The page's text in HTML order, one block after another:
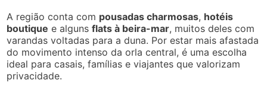
A região conta com pousadas charmosas, hotéis
boutique e algunsflats à beira-mar, muitos deles com
varandas voltadas para a duna. Por estar mais afastada
do movimento intenso da orla central, é uma escolha
ideal para casais, famílias e viajantes que valorizam
privacidade.